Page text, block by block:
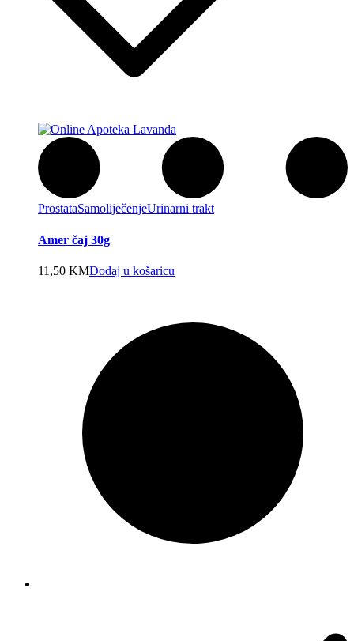
ProstataSamoliječenjeUrinarni trakt
Amer čaj 30g
11,50 KMDodaj u košaricu